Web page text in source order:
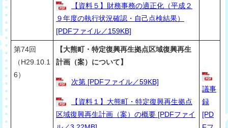
【資料５】財務事務の適正化（平成２
９年度の執行状況確認・自己点検結果）
[PDFファイル／159KB]
第74回
（H29.10.1
6）
【大熊町・特定復興再生拠点区域復興再生
計画（案）について】
次第 [PDFファイル／59KB]
【資料１】大熊町・特定復興再生拠点
区域復興再生計画（案）の概要 [PDFファイ
議事
録
[PD